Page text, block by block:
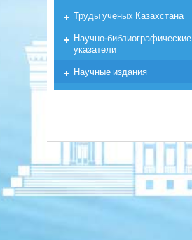
Труды ученых Казахстана
Научно-библиографические
указатели
Научные издания